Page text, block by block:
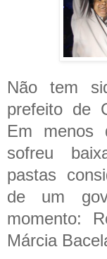
Não tem
prefeito de
Em menos
sofreu
pastas
de um
momento:
Márcia